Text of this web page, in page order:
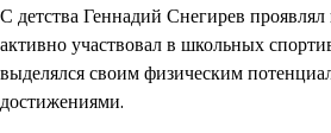
С детства Геннадий Снегирев
активно участвовал в школьных
выделялся своим физическим
достижениями.